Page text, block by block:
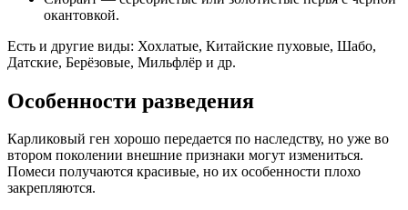
окантовкой.
Есть и другие виды: Хохлатые, Китайские пуховые, Шабо,
Датские, Берёзовые, Мильфлёр и др.
Особенности разведения
Карликовый ген хорошо передается по наследству, но уже во
втором поколении внешние признаки могут измениться.
Помеси получаются красивые, но их особенности плохо
закрепляются.